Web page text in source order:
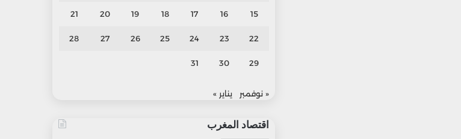
15
16
17
18
19
20
21
22
23
24
25
26
27
28
29
30
31
« نوفمبر يناير »
اقتصاد المغرب